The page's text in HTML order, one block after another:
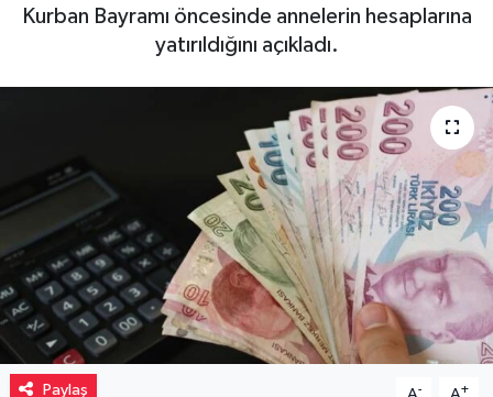
Kurban Bayramı öncesinde annelerin hesaplarına
yatırıldığını açıkladı.
Paylaş - +
Haberler
Kültür Sanat
Müzik
Piyasa
Resmi İlanlar
Sağlık
Haber Arşivi